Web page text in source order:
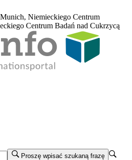
Niemieckiego Centrum
Centrum Badań nad Cukrzycą
Proszę wpisać szukaną frazę